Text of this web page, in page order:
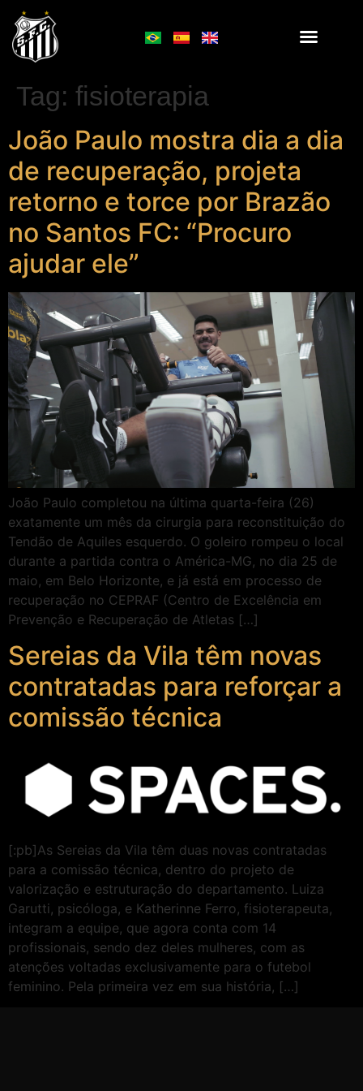
Tag: fisioterapia
João Paulo mostra dia a dia
de recuperação, projeta
retorno e torce por Brazão
no Santos FC: “Procuro
ajudar ele”
João Paulo completou na última quarta-feira (26)
exatamente um mês da cirurgia para reconstituição do
Tendão de Aquiles esquerdo. O goleiro rompeu o local
durante a partida contra o América-MG, no dia 25 de
maio, em Belo Horizonte, e já está em processo de
recuperação no CEPRAF (Centro de Excelência em
Prevenção e Recuperação de Atletas […]
Sereias da Vila têm novas
contratadas para reforçar a
comissão técnica
[:pb]As Sereias da Vila têm duas novas contratadas
para a comissão técnica, dentro do projeto de
valorização e estruturação do departamento. Luiza
Garutti, psicóloga, e Katherinne Ferro, fisioterapeuta,
integram a equipe, que agora conta com 14
profissionais, sendo dez deles mulheres, com as
atenções voltadas exclusivamente para o futebol
feminino. Pela primeira vez em sua história, […]